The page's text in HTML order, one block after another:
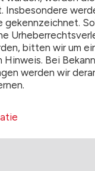
Insbesondere
gekennzeichnet.
bitten wir um
Bei
werden wir